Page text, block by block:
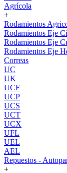
Agrícola
+
Rodamientos
Rodamientos Eje
Rodamientos Eje
Rodamientos Eje
Correas
UC
UK
UCF
UCP
UCS
UCT
UCX
UFL
UEL
AEL
Repuestos -
+